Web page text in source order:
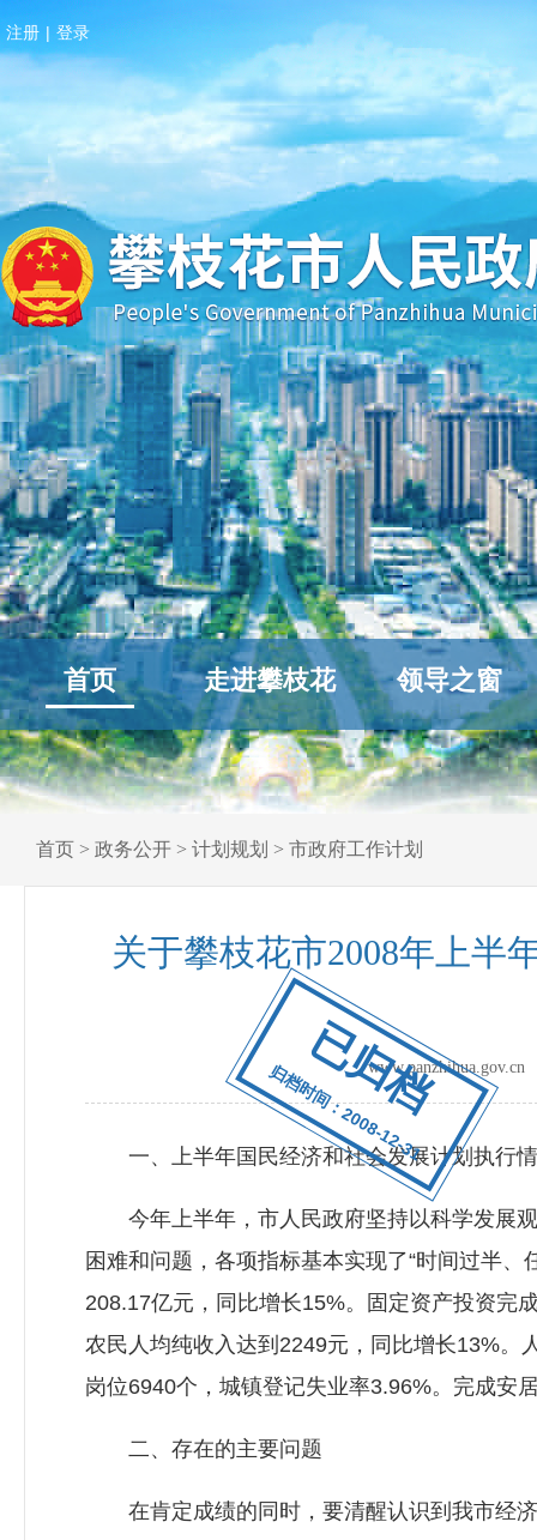
已归档
归档时间：2008-12-31
注册 | 登录
首页 走进攀枝花 领导之窗
首页 > 政务公开 > 计划规划 > 市政府工作计划
关于攀枝花市2008年上半
一、上半年国民经济和社会发展计划执行
今年上半年，市人民政府坚持以科学发展观
困难和问题，各项指标基本实现了“时间过半
208.17亿元，同比增长15%。固定资产投资完
农民人均纯收入达到2249元，同比增长13%。
岗位6940个，城镇登记失业率3.96%。完成安
二、存在的主要问题
在肯定成绩的同时，要清醒认识到我市经济